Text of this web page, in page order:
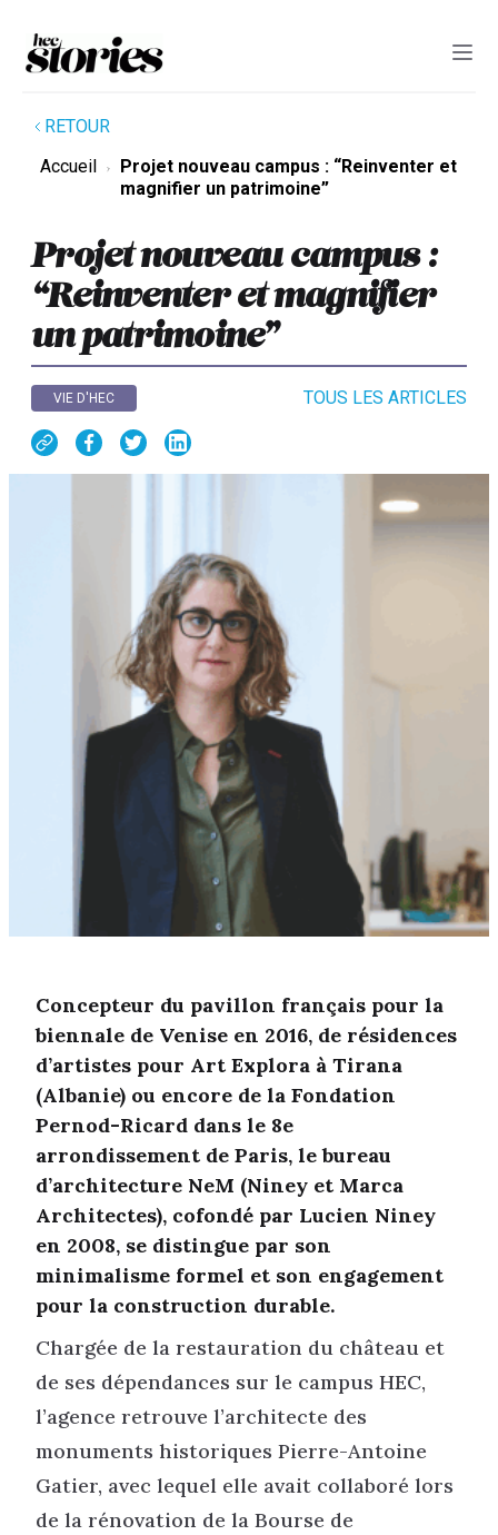
RETOUR
Accueil
Projet nouveau campus : “Reinventer et
magnifier un patrimoine”
Projet nouveau campus :
“Reinventer et magnifier
un patrimoine”
VIE D'HEC TOUS LES ARTICLES
Concepteur du pavillon français pour la
biennale de Venise en 2016, de résidences
d’artistes pour Art Explora à Tirana
(Albanie) ou encore de la Fondation
Pernod-Ricard dans le 8e
arrondissement de Paris, le bureau
d’architecture NeM (Niney et Marca
Architectes), cofondé par Lucien Niney
en 2008, se distingue par son
minimalisme formel et son engagement
pour la construction durable.
Chargée de la restauration du château et
de ses dépendances sur le campus HEC,
l’agence retrouve l’architecte des
monuments historiques Pierre-Antoine
Gatier, avec lequel elle avait collaboré lors
de la rénovation de la Bourse de